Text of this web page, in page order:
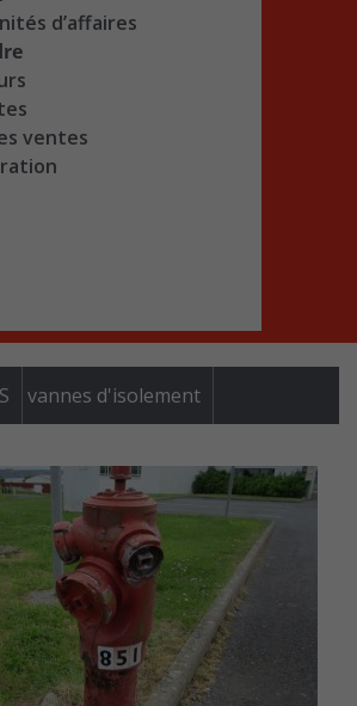
d’affaires
ventes
vannes d'isolement